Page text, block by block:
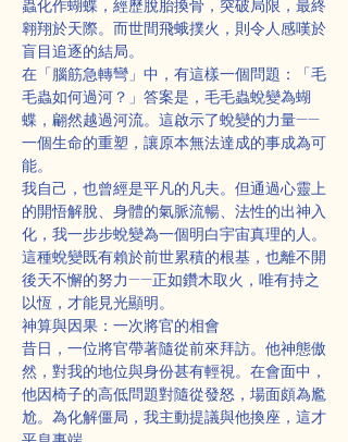
蟲化作蝴蝶，經歷脫胎換骨，突破局限，最終
翱翔於天際。而世間飛蛾撲火，則令人感嘆於
盲目追逐的結局。
在「腦筋急轉彎」中，有這樣一個問題：「毛
毛蟲如何過河？」答案是，毛毛蟲蛻變為蝴
蝶，翩然越過河流。這啟示了蛻變的力量——
一個生命的重塑，讓原本無法達成的事成為可
能。
我自己，也曾經是平凡的凡夫。但通過心靈上
的開悟解脫、身體的氣脈流暢、法性的出神入
化，我一步步蛻變為一個明白宇宙真理的人。
這種蛻變既有賴於前世累積的根基，也離不開
後天不懈的努力——正如鑽木取火，唯有持之
以恆，才能見光顯明。
神算與因果：一次將官的相會
昔日，一位將官帶著隨從前來拜訪。他神態傲
然，對我的地位與身份甚有輕視。在會面中，
他因椅子的高低問題對隨從發怒，場面頗為尷
尬。為化解僵局，我主動提議與他換座，這才